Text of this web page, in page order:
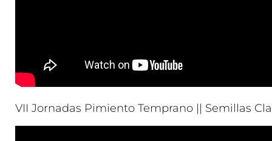
VII Jornadas Pimiento Temprano || Semillas